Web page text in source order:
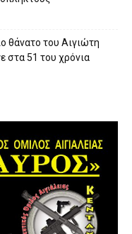
θάνατο του Αιγιώτη
51 του χρόνια